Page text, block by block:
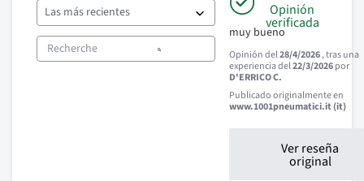
Opinión
verificada
muy bueno
Opinión del28/4/2026, tras una
experiencia del22/3/2026por
D'ERRICO C.
Publicado originalmente en
www.1001pneumatici.it (it)
Ver reseña
original